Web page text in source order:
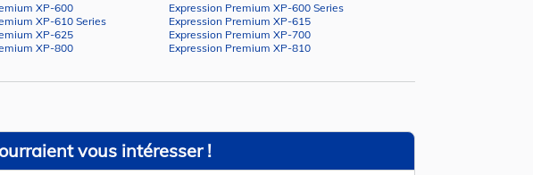
XP-600
Expression Premium XP-600 Series
XP-610 Series
Expression Premium XP-615
XP-625
Expression Premium XP-700
XP-800
Expression Premium XP-810
vous intéresser !